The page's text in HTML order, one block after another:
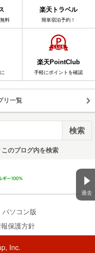
過去
料
楽天トラベル
簡単宿泊予約！
楽天PointClub
手軽にポイントを確認
リ一覧
このブログ内を検索
パソコン版
保護方針
Inc.